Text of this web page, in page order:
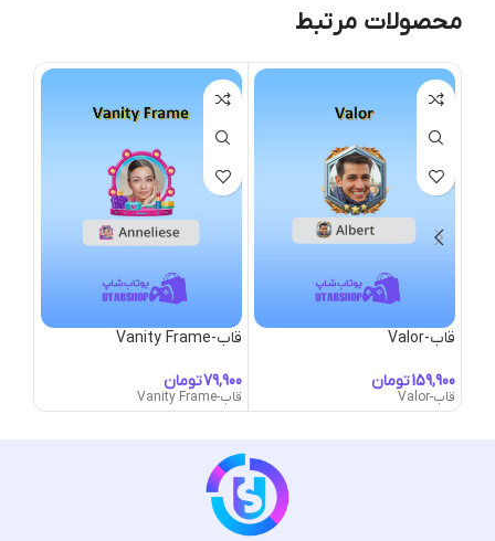
محصولات مرتبط
قاب-Valor
تومان
قاب-Valor
قاب-Vanity Frame
تومان
قاب-Vanity Frame